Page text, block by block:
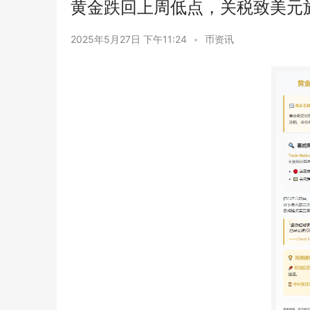
黄金跌回上周低点，关税致美元
2025年5月27日 下午11:24 • 币资讯